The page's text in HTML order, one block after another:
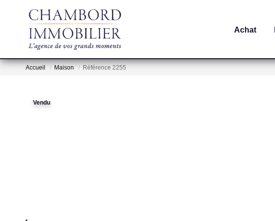
Achat
Accueil Maison Référence 2255
Vendu